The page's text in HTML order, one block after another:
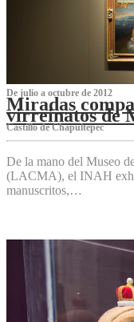
De julio a octubre de 2012
Miradas
virreinatos de
Castillo de Chapultepec
De la mano del Museo
(LACMA), el INAH
manuscritos,…